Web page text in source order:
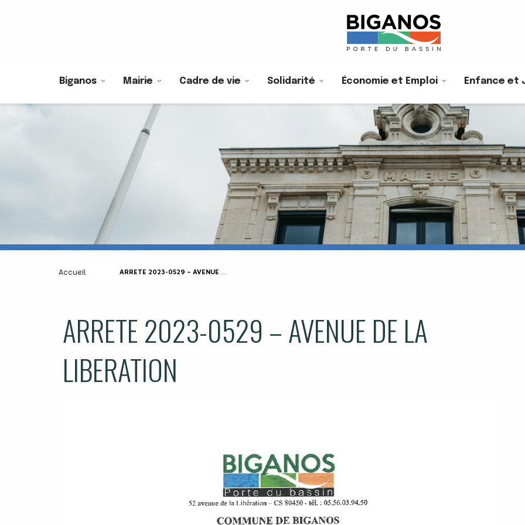
Biganos Mairie Cadre de vie Solidarité Économie et Emploi Enfance et
Accueil ARRETE 2023-0529 – AVENUE DE LA LIBERATION
ARRETE 2023-0529 – AVENUE DE LA
LIBERATION